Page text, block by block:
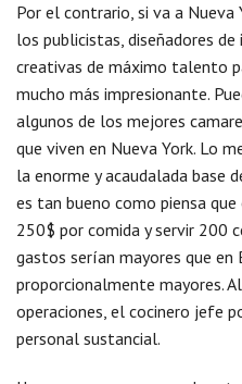
Por el contrario, si va a Nueva
los publicistas, diseñadores
creativas de máximo talento
mucho más impresionante.
algunos de los mejores
que viven en Nueva York. Lo
la enorme y acaudalada base
es tan bueno como piensa que
250$ por comida y servir 200
gastos serían mayores que en
proporcionalmente mayores.
operaciones, el cocinero jefe
personal sustancial.